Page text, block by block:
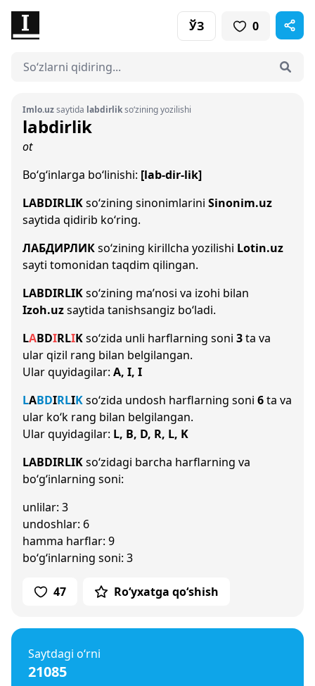
ЎЗ 0
Imlo.uzsaytida labdirlikso‘zining yozilishi
labdirlik
ot
Bo‘g‘inlarga bo‘linishi: [lab-dir-lik]
LABDIRLIKso‘zining sinonimlarini Sinonim.uz
saytida qidirib ko‘ring.
ЛАБДИРЛИКso‘zining kirillcha yozilishi Lotin.uz
sayti tomonidan taqdim qilingan.
LABDIRLIKso‘zining ma’nosi va izohi bilan
Izoh.uzsaytida tanishsangiz bo‘ladi.
LABDIRLIKso‘zida unli harflarning soni 3ta va
ular qizil rang bilan belgilangan.
Ular quyidagilar: A, I, I
LABDIRLIKso‘zida undosh harflarning soni 6ta va
ular ko‘k rang bilan belgilangan.
Ular quyidagilar: L, B, D, R, L, K
LABDIRLIKso‘zidagi barcha harflarning va
bo‘g‘inlarning soni:
unlilar: 3
undoshlar: 6
hamma harflar: 9
bo‘g‘inlarning soni: 3
47 Ro‘yxatga qo‘shish
Saytdagi o‘rni
21085